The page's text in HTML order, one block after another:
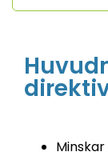
Minskar